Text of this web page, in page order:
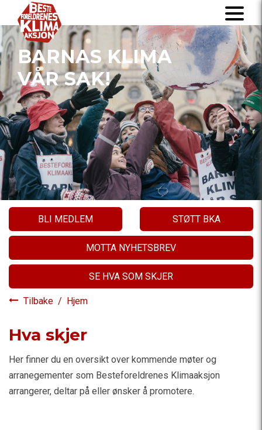
BARNAS KLIMA
VÅR SAK!
BLI MEDLEM STØTT BKA
MOTTA NYHETSBREV
SE HVA SOM SKJER
Tilbake / Hjem
Hva skjer
Her finner du en oversikt over kommende møter og
arranegementer som Besteforeldrenes Klimaaksjon
arrangerer, deltar på eller ønsker å promotere.